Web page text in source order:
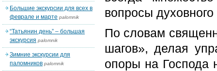
вопросы
По словам
шагов», делая
опоры на Господа
Большие экскурсии для всех в
феврале и марте palomnik
“Татьянин день” – большая
экскурсия palomnik
Зимние экскурсии для
паломников palomnik